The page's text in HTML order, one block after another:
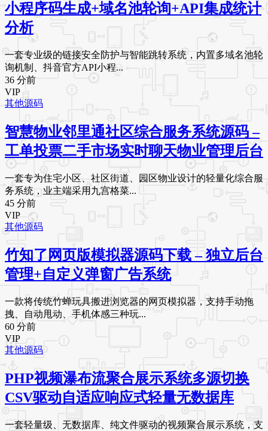
小程序码生成+域名池轮询+API集成统计
分析
一套专业级的链接安全防护与智能跳转系统，内置多域名池轮
询机制、抖音官方API小程...
36 分前
VIP
其他源码
智慧物业邻里通社区综合服务系统源码 –
工单投票二手市场实时聊天物业管理后台
一套专为住宅小区、社区街道、园区物业设计的轻量化综合服
务系统，业主端采用九宫格菜...
45 分前
VIP
其他源码
竹知了网页版模拟器源码下载 – 独立后台
管理+自定义弹窗广告系统
一款将传统竹蝉玩具搬进浏览器的网页模拟器，支持手动拖
拽、自动甩动、手机体感三种玩...
60 分前
VIP
其他源码
PHP视频瀑布流聚合展示系统多源切换
CSV驱动自适应响应式轻量无数据库
一套轻量级、无数据库、纯文件驱动的视频聚合展示系统，支